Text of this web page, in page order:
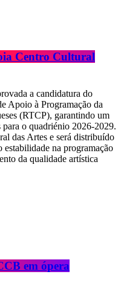
Centro Cultural
a candidatura do
Apoio à Programação da
(RTCP), garantindo um
o quadriénio 2026-2029.
das Artes e será distribuído
estabilidade na programação
da qualidade artística
em ópera